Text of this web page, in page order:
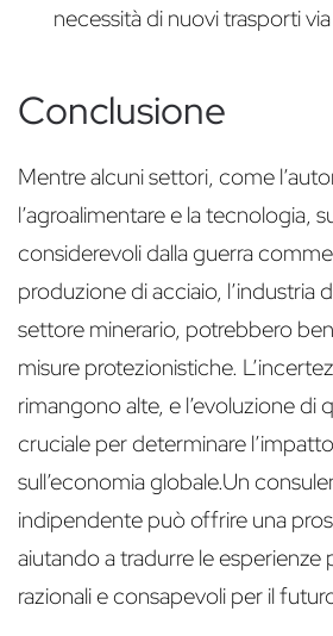
necessità di nuovi trasporti
Conclusione
Mentre alcuni settori, come
l’agroalimentare e la tecnologia,
considerevoli dalla guerra
produzione di acciaio, l’industria
settore minerario, potrebbero
misure protezionistiche.
rimangono alte, e l’evoluzione di
cruciale per determinare
sull’economia globale.Un
indipendente può offrire una
aiutando a tradurre le esperienze
razionali e consapevoli per il